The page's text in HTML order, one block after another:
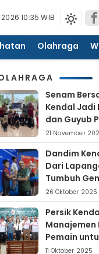
10:35 WIB
Olahraga
Senam
Kendal Jadi
dan Guyub
21 November
Dandim
Dari
Tumbuh
dan
26 Oktober 2025
Persik
Manajemen
Pemain
Jelang Liga 4
11 Oktober 2025